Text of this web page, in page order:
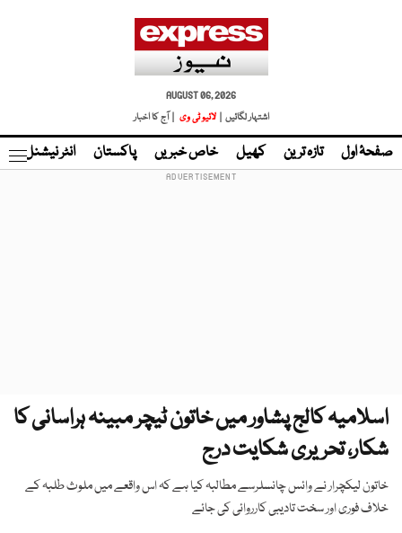
AUGUST 06, 2026
اشتہار لگائیں |
لائیو ٹی وی | آج کا اخبار
صفحۂ اول تازہ ترین کھیل خاص خبریں پاکستان انٹر نیشنل
اسلامیہ کالج پشاور میں خاتون ٹیچر مبینہ ہراسانی کا
شکار، تحریری شکایت درج
خاتون لیکچرار نے وائس چانسلرسے مطالبہ کیا ہے کہ اس واقعے میں ملوث طلبہ کے
خلاف فوری اور سخت تادیبی کارروائی کی جائے